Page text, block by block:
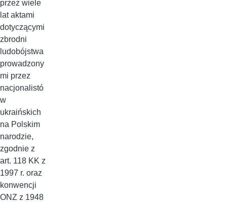
przez wiele
lat aktami
dotyczącymi
zbrodni
ludobójstwa
prowadzony
mi przez
nacjonalistó
w
ukraińskich
na Polskim
narodzie,
zgodnie z
art. 118 KK z
1997 r. oraz
konwencji
ONZ z 1948